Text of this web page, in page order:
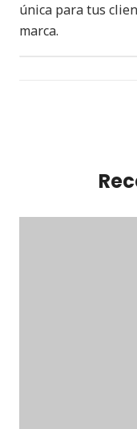
única para tus
marca.